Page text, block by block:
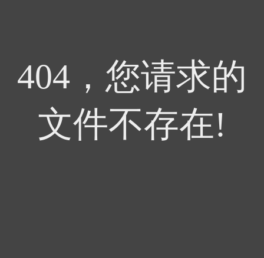
404，您请求的
文件不存在!